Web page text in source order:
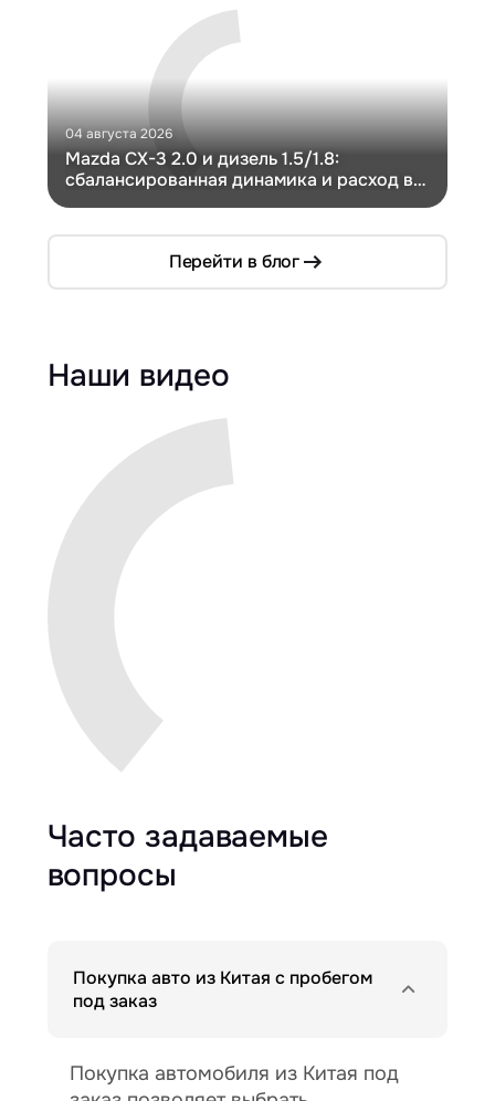
04 августа 2026
Mazda CX-3 2.0 и дизель 1.5/1.8:
сбалансированная динамика и расход в
Перейти в блог
Наши видео
Часто задаваемые
вопросы
Покупка авто из Китая с пробегом
под заказ
Покупка автомобиля из Китая под